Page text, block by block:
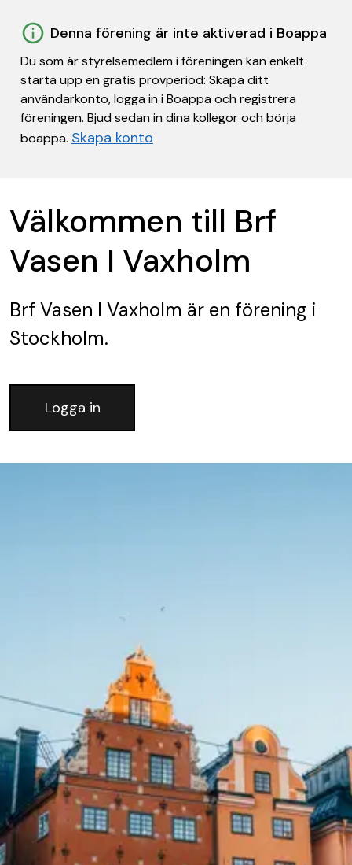
Denna förening är inte aktiverad i Boappa
Du som är styrelsemedlem i föreningen kan enkelt
starta upp en gratis provperiod: Skapa ditt
användarkonto, logga in i Boappa och registrera
föreningen. Bjud sedan in dina kollegor och börja
boappa. Skapa konto
Välkommen till Brf
Vasen I Vaxholm
Brf Vasen I Vaxholm är en förening i
Stockholm.
Logga in